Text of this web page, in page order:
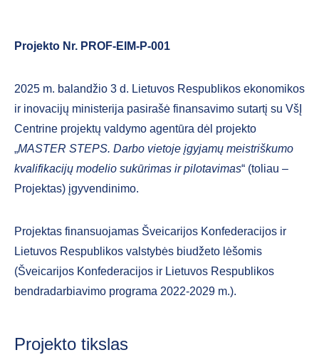
Projekto Nr. PROF-EIM-P-001
2025 m. balandžio 3 d. Lietuvos Respublikos ekonomikos
ir inovacijų ministerija pasirašė finansavimo sutartį su VšĮ
Centrine projektų valdymo agentūra dėl projekto
„MASTER STEPS. Darbo vietoje įgyjamų meistriškumo
kvalifikacijų modelio sukūrimas ir pilotavimas“ (toliau –
Projektas) įgyvendinimo.
Projektas finansuojamas Šveicarijos Konfederacijos ir
Lietuvos Respublikos valstybės biudžeto lėšomis
(Šveicarijos Konfederacijos ir Lietuvos Respublikos
bendradarbiavimo programa 2022-2029 m.).
Projekto tikslas